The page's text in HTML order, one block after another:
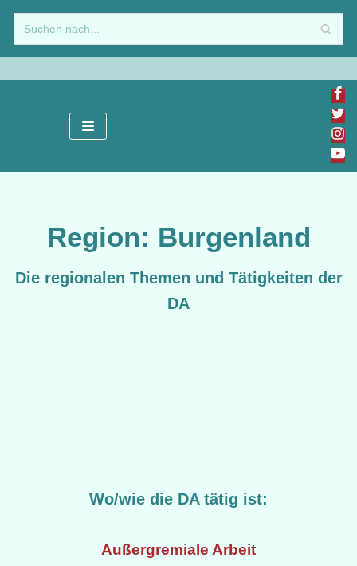
Zum
Inhalt
springen
Region: Burgenland
Die regionalen Themen und Tätigkeiten der
DA
Wo/wie die DA tätig ist:
Außergremiale Arbeit